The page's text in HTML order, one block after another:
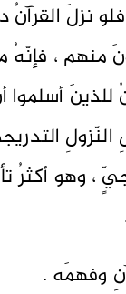
نزلَ القرآنُ
منهم ، فإنّهُ
للذينَ
التدريجيّ
، وهو
وفهمَه .